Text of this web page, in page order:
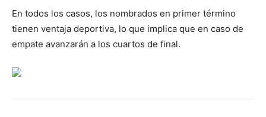
En todos los casos, los nombrados en primer término
tienen ventaja deportiva, lo que implica que en caso de
empate avanzarán a los cuartos de final.